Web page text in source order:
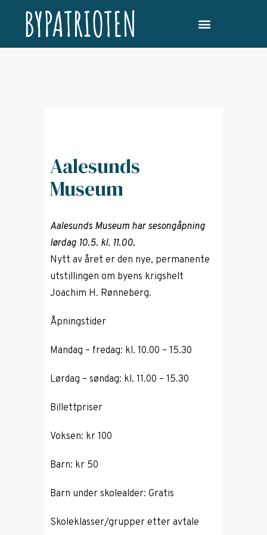
Aalesunds
Museum
Aalesunds Museum har sesongåpning
lørdag 10.5. kl. 11.00.
Nytt av året er den nye, permanente
utstillingen om byens krigshelt
Joachim H. Rønneberg.
Åpningstider
Mandag – fredag: kl. 10.00 – 15.30
Lørdag – søndag: kl. 11.00 – 15.30
Billettpriser
Voksen: kr 100
Barn: kr 50
Barn under skolealder: Gratis
Skoleklasser/grupper etter avtale